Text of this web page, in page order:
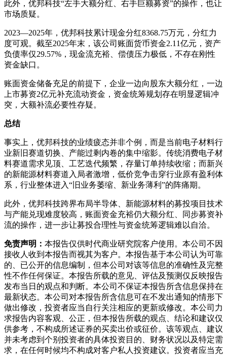
此外，优邦科技“左手大额分红、右手巨额募资”的操作，也让
市场质疑。
2023—2025年，优邦科技累计现金分红8368.75万元，分红力
度可观。截至2025年末，该公司账面货币资金2.11亿元，资产
负债率仅29.57%，现金流充裕、偿债压力极低，不存在刚性
资金缺口。
账面资金储备充足的前提下，企业一边向股东大额分红，一边
上市募资2亿元补充流动资金，资金统筹规划存在明显逻辑冲
突，大额补流必要性存疑。
总结
事实上，优邦科技的业绩疲态并非个例，而是当前电子材料行
业新旧赛道切换、产能过剩内卷的集中缩影。传统消费电子材
料赛道需求见顶、工艺迭代频繁，存量订单持续收缩；而新兴
的新能源材料赛道入局者激增，低价竞争击穿行业原有盈利体
系，行业整体进入“旧业务萎缩、新业务薄利”的阵痛期。
此外，优邦科技跨界布局半导体、新能源材料的募投项目技术
与产能兑现难度较高，账面资金充裕仍大额分红、同步募资补
流的操作，进一步让募投合理性与资金统筹逻辑难以自洽。
免责声明： 本报告仅供时代商业研究院客户使用。本公司不因
接收人收到本报告而视其为客户。本报告基于本公司认为可靠
的、已公开的信息编制，但本公司对该等信息的准确性及完整
性不作任何保证。本报告所载的意见、评估及预测仅反映报告
发布当日的观点和判断。本公司不保证本报告所含信息保持在
最新状态。本公司对本报告所含信息可在不发出通知的情形下
做出修改，投资者应当自行关注相应的更新或修改。本公司力
求报告内容客观、公正，但本报告所载的观点、结论和建议仅
供参考，不构成所述证券的买卖出价或征价。该等观点、建议
并未考虑到个别投资者的具体投资目的、财务状况以及特定需
求，在任何时候均不构成对客户私人投资建议。投资者应当充